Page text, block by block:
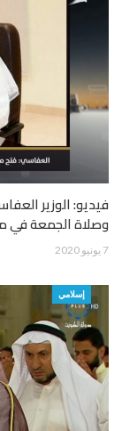
فيديو: الوزير
وصلاة الجمعة في
7 يونيو 2020
إسلامي